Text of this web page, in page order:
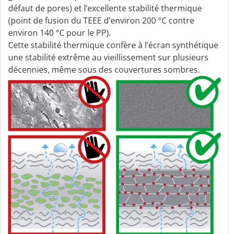
défaut de pores) et l’excellente stabilité thermique
(point de fusion du TEEE d’environ 200 °C contre
environ 140 °C pour le PP).
Cette stabilité thermique confère à l’écran synthétique
une stabilité extrême au vieillissement sur plusieurs
décennies, même sous des couvertures sombres.